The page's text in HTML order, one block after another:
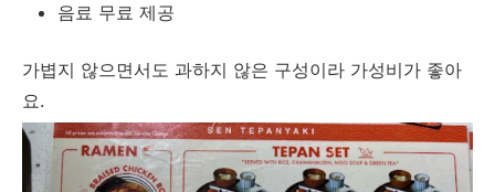
음료 무료 제공
가볍지 않으면서도 과하지 않은 구성이라 가성비가 좋아
요.